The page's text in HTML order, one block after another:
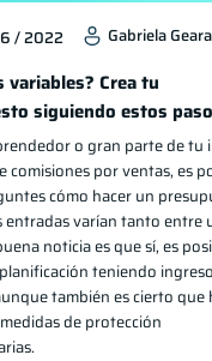
financiero 22
12
financieros 11
Financiera 10
10
financiera
8 Consejos 6
de crédito
crediticio
/ 2022 Gabriela Geara
variables? Crea tu
siguiendo estos
o gran parte de tu
comisiones por ventas, es
cómo hacer un
entradas varían tanto entre
noticia es que sí, es
teniendo
también es cierto que
de protección